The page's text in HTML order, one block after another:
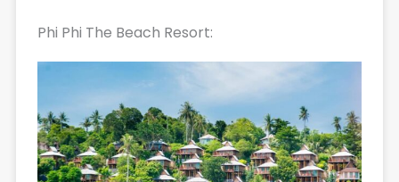
Phi Phi The Beach Resort: